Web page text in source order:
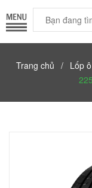
Trang chủ / Lốp